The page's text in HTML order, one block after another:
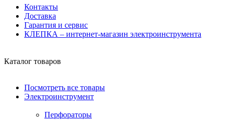
Контакты
Доставка
Гарантия и сервис
КЛЕПКА – интернет-магазин электроинструмента
Каталог товаров
Посмотреть все товары
Электроинструмент
Перфораторы